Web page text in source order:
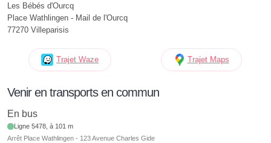
Les Bébés d'Ourcq
Place Wathlingen - Mail de l'Ourcq
77270 Villeparisis
Trajet Waze Trajet Maps
Venir en transports en commun
En bus
Ligne 5478, à 101 m
Arrêt Place Wathlingen - 123 Avenue Charles Gide